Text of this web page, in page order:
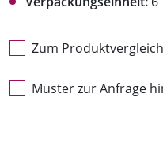
Zum
Muster zur Anfrage